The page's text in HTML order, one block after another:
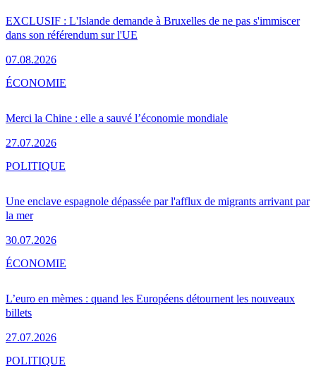
EXCLUSIF : L'Islande demande à Bruxelles de ne pas s'immiscer
dans son référendum sur l'UE
07.08.2026
Merci la Chine : elle a sauvé l’économie mondiale
27.07.2026
ÉCONOMIE
Une enclave espagnole dépassée par l'afflux de migrants arrivant par
la mer
30.07.2026
POLITIQUE
L’euro en mèmes : quand les Européens détournent les nouveaux
billets
27.07.2026
ÉCONOMIE
POLITIQUE